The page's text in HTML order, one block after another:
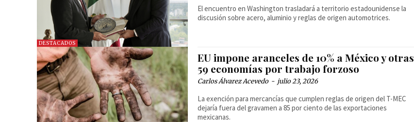
DESTACADOS
El encuentro en Washington trasladará a territorio estadounidense la
discusión sobre acero, aluminio y reglas de origen automotrices.
EU impone aranceles de 10% a México y otras
59 economías por trabajo forzoso
Carlos Álvarez Acevedo - julio 23, 2026
La exención para mercancías que cumplen reglas de origen del T-MEC
dejaría fuera del gravamen a 85 por ciento de las exportaciones
mexicanas.